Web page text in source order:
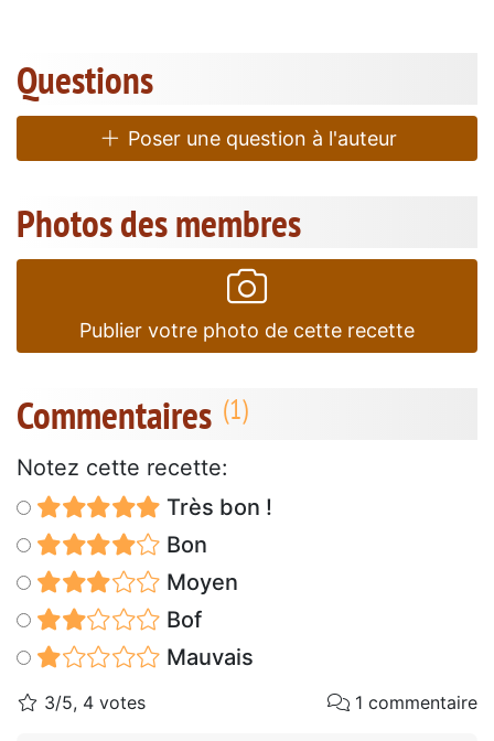
Questions
Poser une question à l'auteur
Photos des membres
Publier votre photo de cette recette
Commentaires
Notez cette recette:
Très bon !
Bon
Moyen
Bof
Mauvais
3/5, 4 votes 1 commentaire